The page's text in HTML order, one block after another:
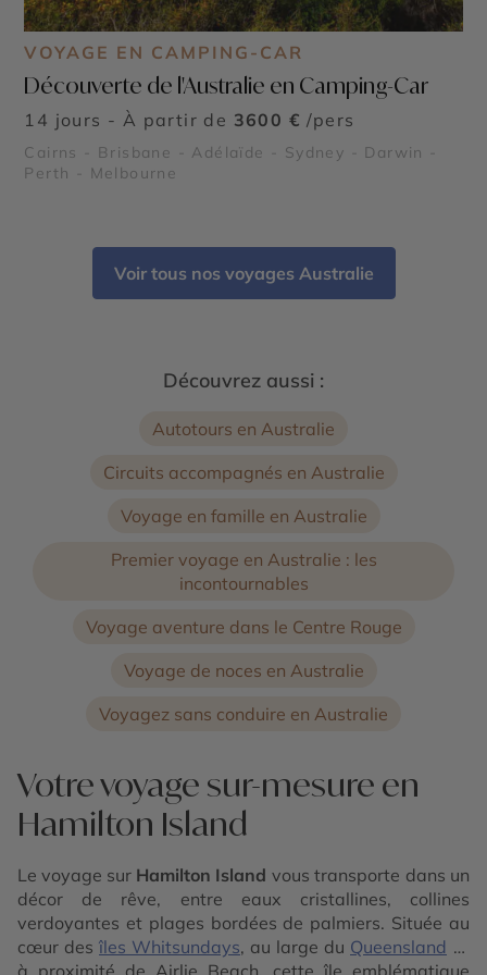
VOYAGE EN CAMPING-CAR
Découverte de l'Australie en Camping-Car
14 jours - À partir de 3600 € /pers
Cairns - Brisbane - Adélaïde - Sydney - Darwin -
Perth - Melbourne
Voir tous nos voyages Australie
Découvrez aussi :
Autotours en Australie
Circuits accompagnés en Australie
Voyage en famille en Australie
Premier voyage en Australie : les
incontournables
Voyage aventure dans le Centre Rouge
Voyage de noces en Australie
Voyagez sans conduire en Australie
Votre voyage sur-mesure en
Hamilton Island
Le voyage sur Hamilton Island vous transporte dans un
décor de rêve, entre eaux cristallines, collines
verdoyantes et plages bordées de palmiers. Située au
cœur des îles Whitsundays, au large du Queensland et
à proximité de Airlie Beach, cette île emblématique